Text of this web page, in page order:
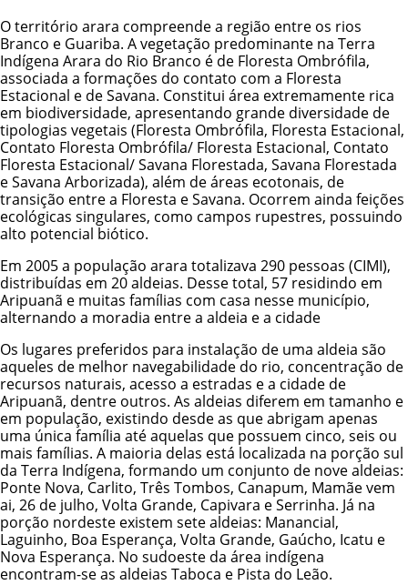
O território arara compreende a região entre os rios
Branco e Guariba. A vegetação predominante na Terra
Indígena Arara do Rio Branco é de Floresta Ombrófila,
associada a formações do contato com a Floresta
Estacional e de Savana. Constitui área extremamente rica
em biodiversidade, apresentando grande diversidade de
tipologias vegetais (Floresta Ombrófila, Floresta Estacional,
Contato Floresta Ombrófila/ Floresta Estacional, Contato
Floresta Estacional/ Savana Florestada, Savana Florestada
e Savana Arborizada), além de áreas ecotonais, de
transição entre a Floresta e Savana. Ocorrem ainda feições
ecológicas singulares, como campos rupestres, possuindo
alto potencial biótico.
Em 2005 a população arara totalizava 290 pessoas (CIMI),
distribuídas em 20 aldeias. Desse total, 57 residindo em
Aripuanã e muitas famílias com casa nesse município,
alternando a moradia entre a aldeia e a cidade
Os lugares preferidos para instalação de uma aldeia são
aqueles de melhor navegabilidade do rio, concentração de
recursos naturais, acesso a estradas e a cidade de
Aripuanã, dentre outros. As aldeias diferem em tamanho e
em população, existindo desde as que abrigam apenas
uma única família até aquelas que possuem cinco, seis ou
mais famílias. A maioria delas está localizada na porção sul
da Terra Indígena, formando um conjunto de nove aldeias:
Ponte Nova, Carlito, Três Tombos, Canapum, Mamãe vem
ai, 26 de julho, Volta Grande, Capivara e Serrinha. Já na
porção nordeste existem sete aldeias: Manancial,
Laguinho, Boa Esperança, Volta Grande, Gaúcho, Icatu e
Nova Esperança. No sudoeste da área indígena
encontram-se as aldeias Taboca e Pista do Leão.